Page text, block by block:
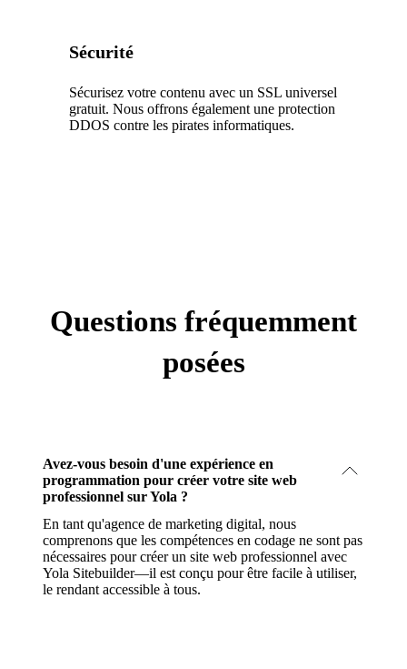
Sécurité
Sécurisez votre contenu avec un SSL universel
gratuit. Nous offrons également une protection
DDOS contre les pirates informatiques.
Questions fréquemment
posées
Avez-vous besoin d'une expérience en
programmation pour créer votre site web
professionnel sur Yola ?
En tant qu'agence de marketing digital, nous
comprenons que les compétences en codage ne sont pas
nécessaires pour créer un site web professionnel avec
Yola Sitebuilder—il est conçu pour être facile à utiliser,
le rendant accessible à tous.